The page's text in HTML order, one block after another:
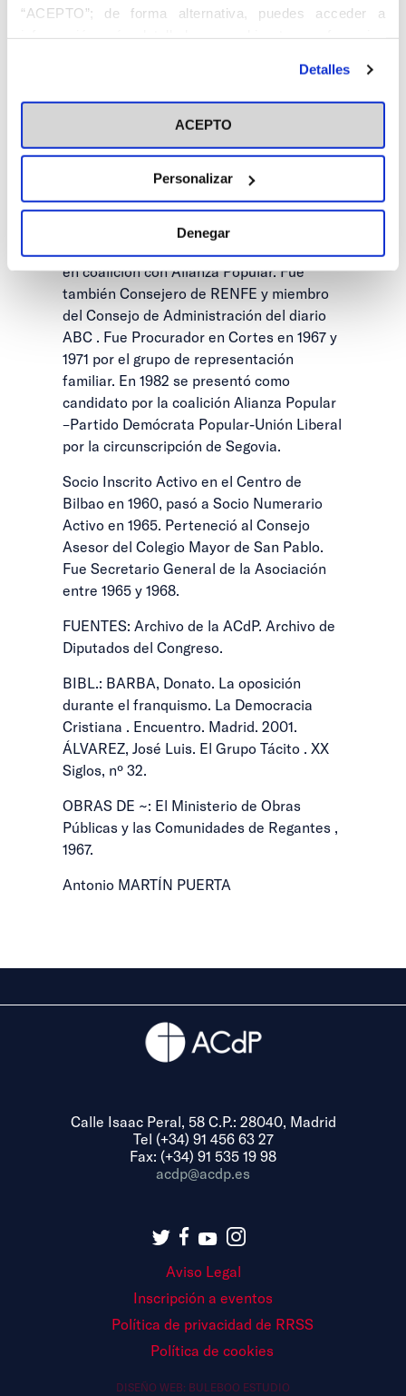
“ACEPTO”; de forma alternativa, puedes acceder a
información más detallada y cambiar tus preferencias
en el botón "Personalizar". Para más información puedes
visitar nuestra Política de Cookies
Detalles
ACEPTO
Personalizar
Denegar
Era parte de la Comisión del Gobierno que
en Referéndum en diciembre de 1976.
Promovido por el Vicepresidente Alfonso
Osorio, formó parte del primer gobierno de
Turismo entre 1976 y 1977. Abandonó del
Gobierno tras las primeras elecciones
generales, siguiendo en UCD hasta que se
separó junto a Óscar Alzaga, creando el
en coalición con Alianza Popular. Fue
también Consejero de RENFE y miembro
del Consejo de Administración del diario
ABC . Fue Procurador en Cortes en 1967 y
1971 por el grupo de representación
familiar. En 1982 se presentó como
candidato por la coalición Alianza Popular
–Partido Demócrata Popular-Unión Liberal
por la circunscripción de Segovia.
Socio Inscrito Activo en el Centro de
Bilbao en 1960, pasó a Socio Numerario
Activo en 1965. Perteneció al Consejo
Asesor del Colegio Mayor de San Pablo.
Fue Secretario General de la Asociación
entre 1965 y 1968.
FUENTES: Archivo de la ACdP. Archivo de
Diputados del Congreso.
BIBL.: BARBA, Donato. La oposición
durante el franquismo. La Democracia
Cristiana . Encuentro. Madrid. 2001.
ÁLVAREZ, José Luis. El Grupo Tácito . XX
Siglos, nº 32.
OBRAS DE ~: El Ministerio de Obras
Públicas y las Comunidades de Regantes ,
1967.
Antonio MARTÍN PUERTA
Calle Isaac Peral, 58 C.P.: 28040, Madrid
Tel (+34) 91 456 63 27
Fax: (+34) 91 535 19 98
acdp@acdp.es
Aviso Legal
Inscripción a eventos
Política de privacidad de RRSS
Política de cookies
DISEÑO WEB: BULEBOO ESTUDIO